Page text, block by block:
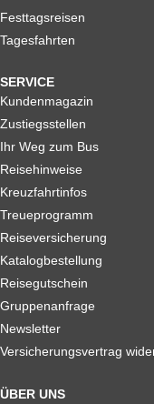
Festtagsreisen
Tagesfahrten
SERVICE
Kundenmagazin
Zustiegsstellen
Ihr Weg zum Bus
Reisehinweise
Kreuzfahrtinfos
Treueprogramm
Reiseversicherung
Katalogbestellung
Reisegutschein
Gruppenanfrage
Newsletter
Versicherungsvertrag
ÜBER UNS